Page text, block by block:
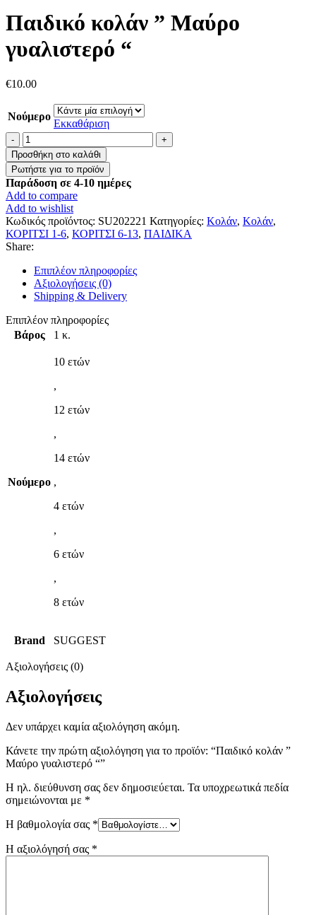
Παιδικό κολάν ” Μαύρο
γυαλιστερό “
€10.00
Νούμερο
Εκκαθάριση
Παιδικό
κολάν
"
Μαύρο
γυαλιστερό
"
ποσότητα
Προσθήκη στο καλάθι
Παράδοση σε 4-10 ημέρες
Add to compare
Add to wishlist
Κωδικός προϊόντος: SU202221 Κατηγορίες: Κολάν, Κολάν,
ΚΟΡΙΤΣΙ 1-6, ΚΟΡΙΤΣΙ 6-13, ΠΑΙΔΙΚΑ
Share:
Επιπλέον πληροφορίες
Αξιολογήσεις (0)
Shipping & Delivery
Επιπλέον πληροφορίες
Βάρος
1 κ.
Νούμερο
10 ετών
,
12 ετών
,
14 ετών
,
4 ετών
,
6 ετών
,
8 ετών
Brand SUGGEST
Αξιολογήσεις (0)
Αξιολογήσεις
Δεν υπάρχει καμία αξιολόγηση ακόμη.
Κάνετε την πρώτη αξιολόγηση για το προϊόν: “Παιδικό κολάν ”
Μαύρο γυαλιστερό “”
Η ηλ. διεύθυνση σας δεν δημοσιεύεται. Τα υποχρεωτικά πεδία
σημειώνονται με *
Η βαθμολογία σας *
Η αξιολόγησή σας *